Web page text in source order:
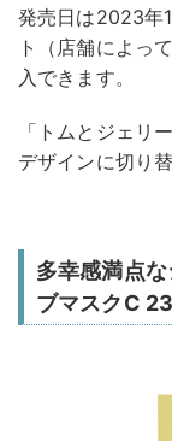
発売日は2023年
ト（店舗によっ
入できます。
「トムとジェリ
デザインに切り
多幸感満点
ブマスクC